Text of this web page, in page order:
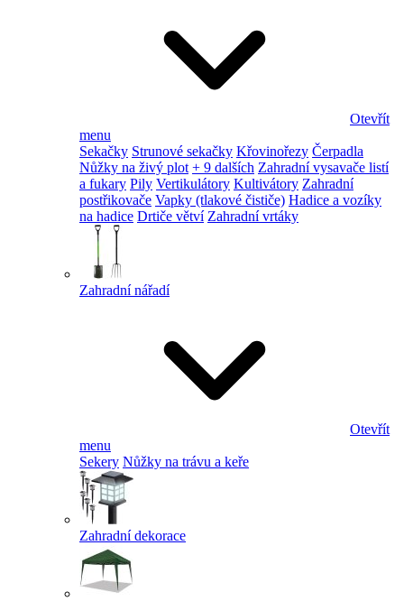
Otevřít
menu
Sekačky Strunové sekačky Křovinořezy Čerpadla
Nůžky na živý plot + 9 dalších Zahradní vysavače listí
a fukary Pily Vertikulátory Kultivátory Zahradní
postřikovače Vapky (tlakové čističe) Hadice a vozíky
na hadice Drtiče větví Zahradní vrtáky
Zahradní nářadí
Otevřít
menu
Sekery Nůžky na trávu a keře
Zahradní dekorace